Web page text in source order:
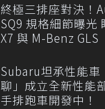
終極三排座對決！
SQ9 規格細節曝光
X7 與 M-Benz GLS
Subaru坦承性能車
聊」成立全新性能
手排跑車開發中！